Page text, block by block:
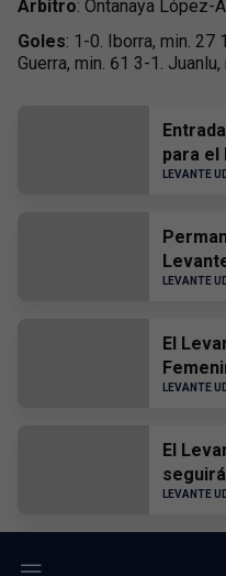
Árbitro: Ontanaya López-
Goles: 1-0. Iborra, min. 27
Guerra, min. 61 3-1. Juanlu,
para el
LEVANTE
visita a
LEVANTE
El
LEVANTE
El
nueva
LEVANTE